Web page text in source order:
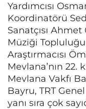
Yardımcısı
Koordinatörü
Sanatçısı
Müziği
Araştırmacısı
Mevlana’nın 22.
Mevlana Vakfı
Bayru, TRT
yanı sıra çok